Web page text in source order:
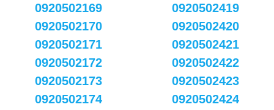
0920502169
0920502170
0920502171
0920502172
0920502173
0920502174
0920502419
0920502420
0920502421
0920502422
0920502423
0920502424